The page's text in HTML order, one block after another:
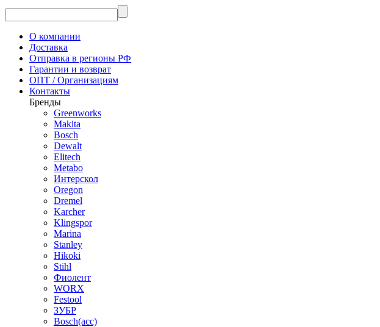
О компании
Доставка
Отправка в регионы РФ
Гарантии и возврат
ОПТ / Организациям
Контакты
Бренды
Greenworks
Makita
Bosch
Dewalt
Elitech
Metabo
Интерскол
Oregon
Dremel
Karcher
Klingspor
Marina
Stanley
Hikoki
Stihl
Фиолент
WORX
Festool
ЗУБР
Bosch(acc)